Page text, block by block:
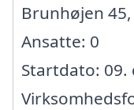
Brunhøjen
Ansatte: 0
Startdato: 09.